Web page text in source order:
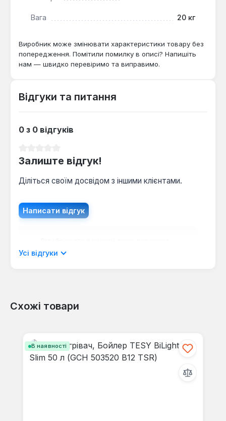
Вага 20 кг
Виробник може змінювати характеристики товару без
попередження. Помітили помилку в описі? Напишіть
нам — швидко перевіримо та виправимо.
Відгуки та питання
0 з 0 відгуків
Залиште відгук!
Діліться своїм досвідом з іншими клієнтами.
Написати відгук
мовою.
Відгуків не знайдено. Поділіться
Усі відгуки
Схожі товари
В наявності